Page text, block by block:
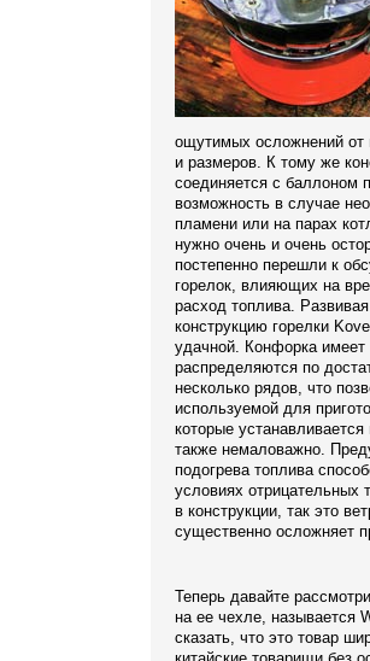
ощутимых осложнений от
и размеров. К тому же
соединяется с баллоном
возможность в случае
пламени или на парах
нужно очень и очень
постепенно перешли к
горелок, влияющих на
расход топлива.
конструкцию горелки
удачной. Конфорка
распределяются по
несколько рядов, что
используемой для
которые
также немаловажно.
подогрева топлива
условиях отрицательных
в конструкции, так это
существенно осложняет
Теперь давайте
на ее чехле, называется
сказать, что это товар